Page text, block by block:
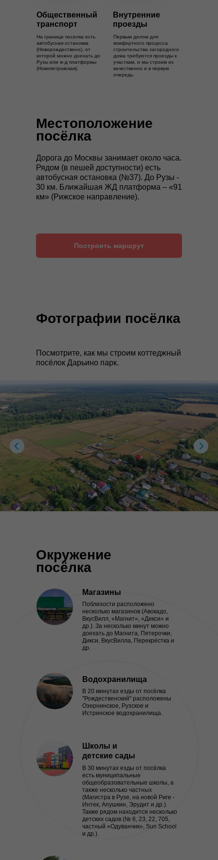
Внутренние
проезды
Первым делом для
комфортного процесса
строительства загородного
дома требуются проезды к
участкам, и мы строим их
качественно и в первую
очередь.
Общественный
транспорт
На границе поселка есть
автобусная остановка
(Новорождествено), от
которой можно доехать до
Рузы или ж-д платформы
(Новопетровская).
Построить маршрут
Дорога до Москвы занимает около часа.
Рядом (в пешей доступности) есть
автобусная остановка (№37). До Рузы -
30 км. Ближайшая ЖД платформа – «91
км» (Рижское направление).
Местоположение
посёлка
Посмотрите, как мы строим коттеджный
посёлок Дарьино парк.
Фотографии посёлка
Окружение
посёлка
Магазины
Поблизости расположено
несколько магазинов (Авокадо,
ВкусВилл, «Магнит», «Дикси» и
др.). За несколько минут можно
доехать до Магнита, Пятерочки,
Дикси, ВкусВилла, Перекрёстка и
др.
Школы и
детские сады
В 30 минутах езды от посёлка
есть муниципальные
общеобразовательные школы, а
также несколько частных
(Магистра в Рузе, на новой Риге -
Интек, Апушкин, Эрудит и др.).
Также рядом находится несколько
детских садов (№ 6, 23, 22, 705,
частный «Одуванчик», Sun School
и др.).
Водохранилища
В 20 минутах езды от посёлка
"Рождественский" расположены
Озернинское, Рузское и
Истринское водохранилища.